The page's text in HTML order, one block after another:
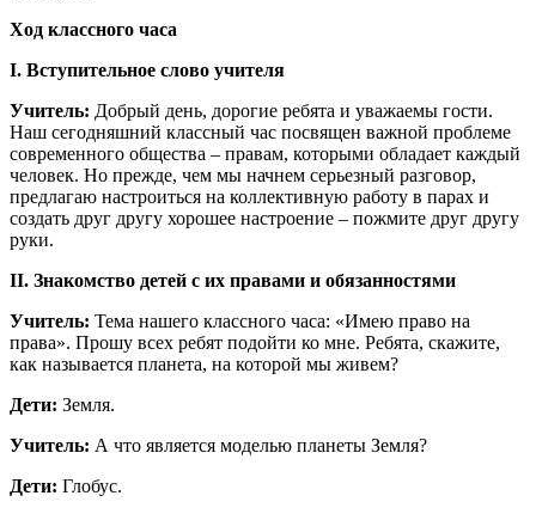
Ход классного часа
I. Вступительное слово учителя
Учитель: Добрый день, дорогие ребята и уважаемы гости.
Наш сегодняшний классный час посвящен важной проблеме
современного общества – правам, которыми обладает каждый
человек. Но прежде, чем мы начнем серьезный разговор,
предлагаю настроиться на коллективную работу в парах и
создать друг другу хорошее настроение – пожмите друг другу
руки.
II. Знакомство детей с их правами и обязанностями
Учитель: Тема нашего классного часа: «Имею право на
права». Прошу всех ребят подойти ко мне. Ребята, скажите,
как называется планета, на которой мы живем?
Дети: Земля.
Учитель: А что является моделью планеты Земля?
Дети: Глобус.